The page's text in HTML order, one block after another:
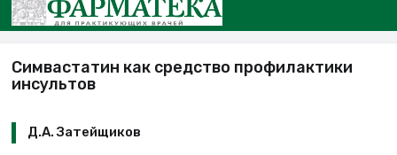
Симвастатин как средство профилактики
инсультов
Д.А. Затейщиков